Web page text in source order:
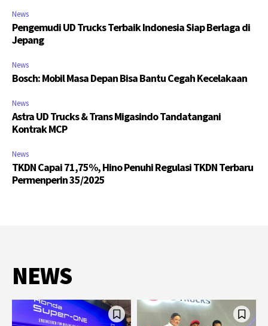
News
Pengemudi UD Trucks Terbaik Indonesia Siap Berlaga di
Jepang
News
Bosch: Mobil Masa Depan Bisa Bantu Cegah Kecelakaan
News
Astra UD Trucks & Trans Migasindo Tandatangani
Kontrak MCP
News
TKDN Capai 71,75%, Hino Penuhi Regulasi TKDN Terbaru
Permenperin 35/2025
NEWS